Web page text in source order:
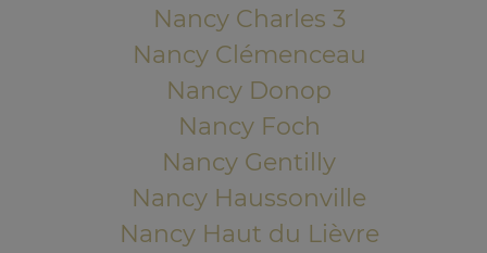
Nancy Charles 3
Nancy Clémenceau
Nancy Donop
Nancy Foch
Nancy Gentilly
Nancy Haussonville
Nancy Haut du Lièvre